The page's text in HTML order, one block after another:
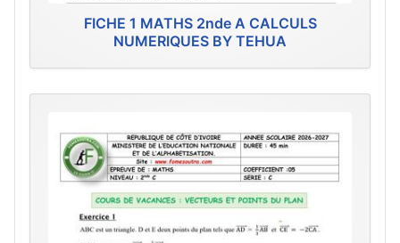
FICHE 1 MATHS 2nde A CALCULS
NUMERIQUES BY TEHUA